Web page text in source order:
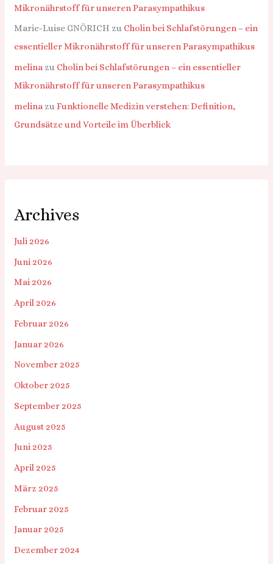
Mikronährstoff für unseren Parasympathikus
Marie-Luise GNÖRICH zu Cholin bei Schlafstörungen – ein
essentieller Mikronährstoff für unseren Parasympathikus
melina zu Cholin bei Schlafstörungen – ein essentieller
Mikronährstoff für unseren Parasympathikus
melina zuFunktionelle Medizin verstehen: Definition,
Grundsätze und Vorteile im Überblick
Archives
Juli 2026
Juni 2026
Mai 2026
April 2026
Februar 2026
Januar 2026
November 2025
Oktober 2025
September 2025
August 2025
Juni 2025
April 2025
März 2025
Februar 2025
Januar 2025
Dezember 2024